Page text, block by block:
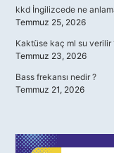
kkd İngilizcede ne
Temmuz 25, 2026
Kaktüse kaç ml su verilir
Temmuz 23, 2026
Bass frekansı nedir ?
Temmuz 21, 2026